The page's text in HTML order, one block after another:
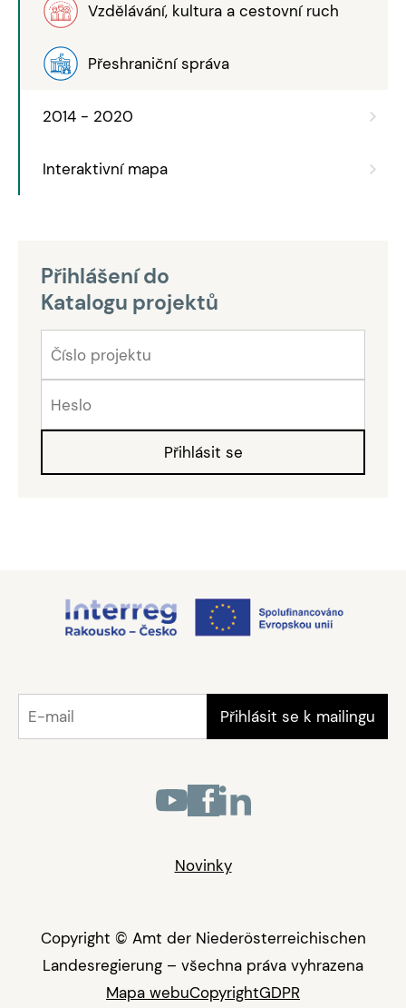
Vzdělávání, kultura a cestovní ruch
Přeshraniční správa
2014 - 2020
Interaktivní mapa
Přihlášení do
Katalogu projektů
Novinky
Copyright © Amt der Niederösterreichischen
Landesregierung – všechna práva vyhrazena
Mapa webuCopyrightGDPR